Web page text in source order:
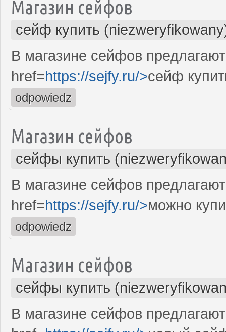
Магазин сейфов
сейф купить
В магазине сейфов
href=https://sejfy.ru/>сейф
odpowiedz
Магазин сейфов
сейфы купить
В магазине сейфов
href=https://sejfy.ru/>можно
odpowiedz
Магазин сейфов
сейфы купить
В магазине сейфов